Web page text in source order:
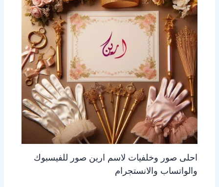
احلى صور وخلفيات لاسم ارين صور للفيسبوك
والواتساب والانستجرام